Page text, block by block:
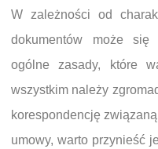
W zależności od
dokumentów może
ogólne zasady, które
wszystkim należy
korespondencję
umowy, warto przynieść